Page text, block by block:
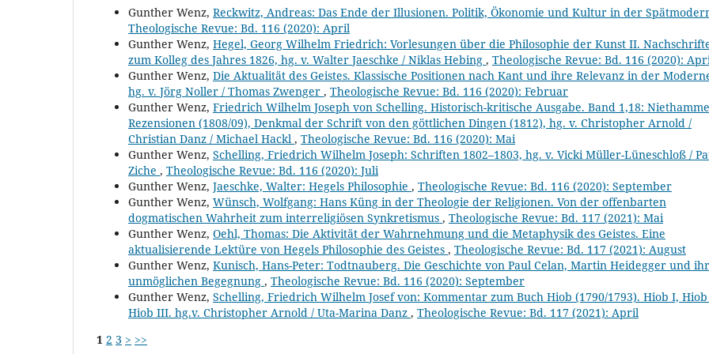
Gunther Wenz, Reckwitz, Andreas: Das Ende der Illusionen. Politik, Ökonomie und Kultur in der
Theologische Revue: Bd. 116 (2020): April
Gunther Wenz, Hegel, Georg Wilhelm Friedrich: Vorlesungen über die Philosophie der Kunst II.
zum Kolleg des Jahres 1826, hg. v. Walter Jaeschke / Niklas Hebing , Theologische Revue: Bd. 116 (2020):
Gunther Wenz, Die Aktualität des Geistes. Klassische Positionen nach Kant und ihre Relevanz in der
hg. v. Jörg Noller / Thomas Zwenger , Theologische Revue: Bd. 116 (2020): Februar
Gunther Wenz, Friedrich Wilhelm Joseph von Schelling. Historisch-kritische Ausgabe. Band 1,18:
Rezensionen (1808/09), Denkmal der Schrift von den göttlichen Dingen (1812), hg. v. Christopher Arnold /
Christian Danz / Michael Hackl , Theologische Revue: Bd. 116 (2020): Mai
Gunther Wenz, Schelling, Friedrich Wilhelm Joseph: Schriften 1802–1803, hg. v. Vicki Müller-Lüneschloß /
Ziche , Theologische Revue: Bd. 116 (2020): Juli
Gunther Wenz, Jaeschke, Walter: Hegels Philosophie , Theologische Revue: Bd. 116 (2020): September
Gunther Wenz, Wünsch, Wolfgang: Hans Küng in der Theologie der Religionen. Von der offenbarten
dogmatischen Wahrheit zum interreligiösen Synkretismus , Theologische Revue: Bd. 117 (2021): Mai
Gunther Wenz, Oehl, Thomas: Die Aktivität der Wahrnehmung und die Metaphysik des Geistes. Eine
aktualisierende Lektüre von Hegels Philosophie des Geistes , Theologische Revue: Bd. 117 (2021): August
Gunther Wenz, Kunisch, Hans-Peter: Todtnauberg. Die Geschichte von Paul Celan, Martin Heidegger und
unmöglichen Begegnung , Theologische Revue: Bd. 116 (2020): September
Gunther Wenz, Schelling, Friedrich Wilhelm Josef von: Kommentar zum Buch Hiob (1790/1793). Hiob I,
Hiob III. hg.v. Christopher Arnold / Uta-Marina Danz , Theologische Revue: Bd. 117 (2021): April
1 2 3 > >>